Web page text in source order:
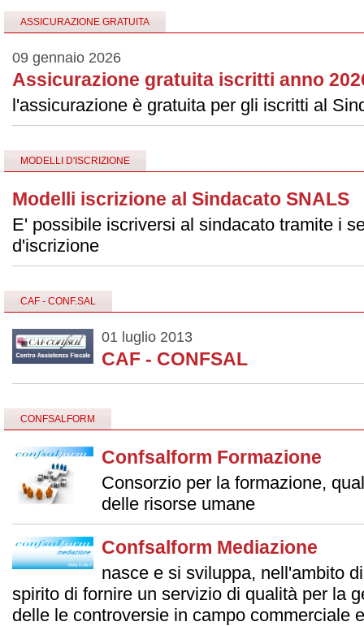
ASSICURAZIONE GRATUITA
09 gennaio 2026
Assicurazione gratuita iscritti anno
l'assicurazione è gratuita per gli iscritti al
MODELLI D'ISCRIZIONE
Modelli iscrizione al Sindacato SNALS
E' possibile iscriversi al sindacato tramite i
d'iscrizione
CAF - CONF.SAL
01 luglio 2013
CAF - CONFSAL
CONFSALFORM
Confsalform Formazione
Consorzio per la formazione,
delle risorse umane
Confsalform Mediazione
nasce e si sviluppa, nell'ambito
spirito di fornire un servizio di qualità per la
delle le controversie in campo commerciale